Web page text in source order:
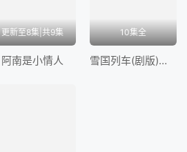
更新至8集|共9集
阿南是小情人
10集全
雪国列车(剧版)第四季